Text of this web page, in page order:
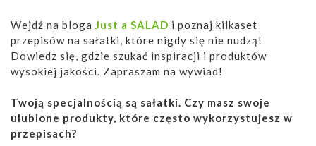
Wejdź na bloga Just a SALAD i poznaj kilkaset
przepisów na sałatki, które nigdy się nie nudzą!
Dowiedz się, gdzie szukać inspiracji i produktów
wysokiej jakości. Zapraszam na wywiad!
Twoją specjalnością są sałatki. Czy masz swoje
ulubione produkty, które często wykorzystujesz w
przepisach?